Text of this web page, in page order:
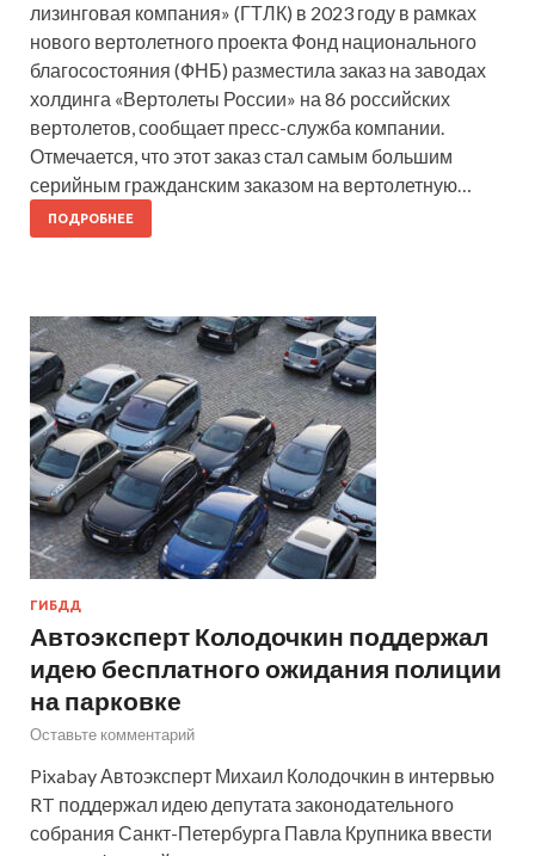
лизинговая компания» (ГТЛК) в 2023 году в рамках
нового вертолетного проекта Фонд национального
благосостояния (ФНБ) разместила заказ на заводах
холдинга «Вертолеты России» на 86 российских
вертолетов, сообщает пресс-служба компании.
Отмечается, что этот заказ стал самым большим
серийным гражданским заказом на вертолетную…
ПОДРОБНЕЕ
ГИБДД
Автоэксперт Колодочкин поддержал
идею бесплатного ожидания полиции
на парковке
Оставьте комментарий
Pixabay Автоэксперт Михаил Колодочкин в интервью
RT поддержал идею депутата законодательного
собрания Санкт-Петербурга Павла Крупника ввести